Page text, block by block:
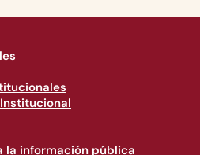
la información pública